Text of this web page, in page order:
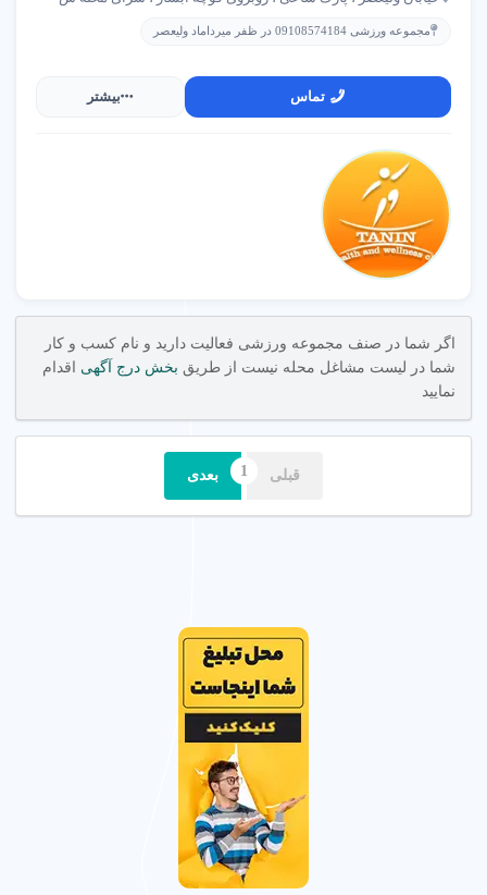
تجهیزات به روز بدنسازی،
تمرینی تحت نظارت
استخر سرپوشیده با دمای
جکوزی و کلاس های
شنای آموزشی.
کلاس های گروهی متنوع
برگزاری دوره های یوگا،
پیلاتس، کراس فیت،
مجرب.
نورپردازی حرفه ای و
کفپوش استاندارد.
●مربی شخصی و برنامه
●مشاوره تغذیه و سلامت
ارائه برنامه غذایی
هماهنگ با برنامه ورزشی
سانس های مجزا برای
بانوان، آقایان، خانواده ها
●رزرو آنلاین و ثبت نام
امکان رزرو سانس و ثبت
نام اینترنتی به صورت
سریع و آسان از طریق
وبسایت مجموعه.
مجموعه ورزشی 09108574184 در ظفر میرداماد ولیعصر
تماس بیشتر
اگر شما در صنف مجموعه ورزشی فعالیت دارید و نام کسب و کار
شما در لیست مشاغل محله نیست از طریق بخش درج آگهی
اقدام
نمایید
قبلی بعدی